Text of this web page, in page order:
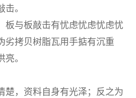
。
与板敲击有忧虑忧虑忧虑忧
劣拷贝树脂瓦用手掂有沉重
。
，资料自身有光泽；反之为